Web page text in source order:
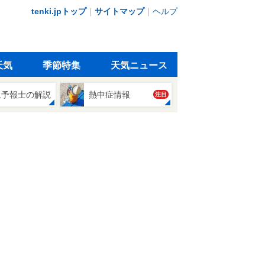
tenki.jpトップ｜ サイトマップ｜ ヘルプ
気 季節特集 天気ニュース
報士の解説 熱中症情報 注目